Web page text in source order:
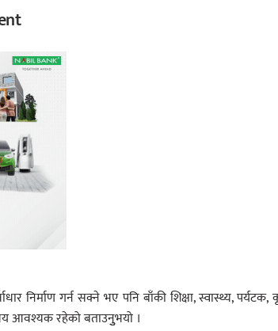
निर्माण गर्न सक्ने भए पनि बाँकी शिक्षा, स्वास्थ्य, पर्यटक,
आवश्यक रहेको बताउनुुभयो ।